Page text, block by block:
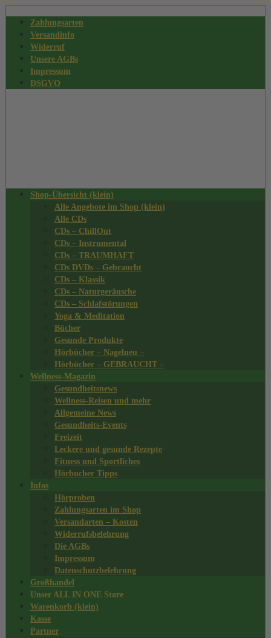
Zahlungsarten
Versandinfo
Widerruf
Unsere AGBs
Impressum
DSGVO
Shop-Übersicht (klein)
Alle Angebote im Shop (klein)
Alle CDs
CDs – ChillOut
CDs – Instrumental
CDs – TRAUMHAFT
CDs DVDs – Gebraucht
CDs – Klassik
CDs – Naturgeräusche
CDs – Schlafstörungen
Yoga & Meditation
Bücher
Gesunde Produkte
Hörbücher – Nagelneu –
Hörbücher – GEBRAUCHT –
Wellness-Magazin
Gesundheitsnews
Wellness-Reisen und mehr
Allgemeine News
Gesundheits-Events
Freizeit
Leckere und gesunde Rezepte
Fitness und Sportliches
Hörbucher Tipps
Infos
Hörproben
Zahlungsarten im Shop
Versandarten – Kosten
Widerrufsbelehrung
Die AGBs
Impressum
Datenschutzbelehrung
Großhandel
Unser ALL IN ONE Store
Warenkorb (klein)
Kasse
Partner